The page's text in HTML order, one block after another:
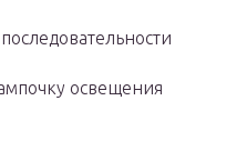
освещения